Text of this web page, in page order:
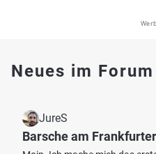
Neues im Forum
JureS
Barsche am